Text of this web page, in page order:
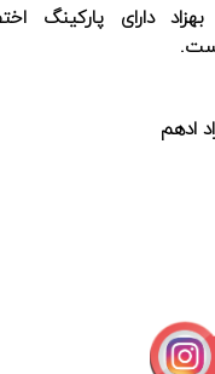
دارای پارکینگ
ادهم